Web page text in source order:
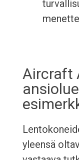
Aircraft
yleensä